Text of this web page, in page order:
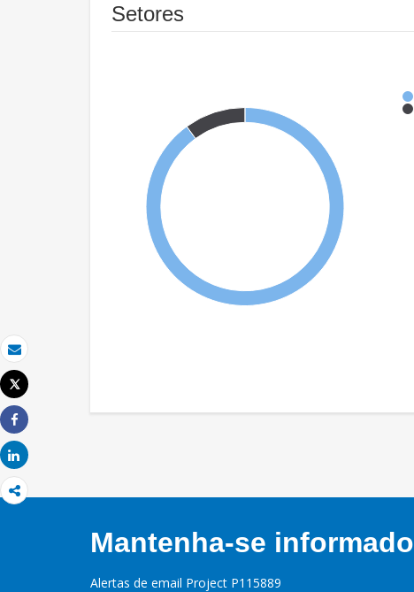
Email
Imprimir
Tweet
Share
Share
Setores
Mantenha-se
Alertas de email Project P115889